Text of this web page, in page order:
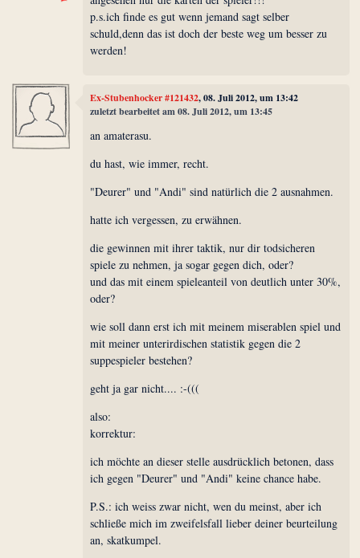
p.s.ich finde es gut wenn jemand sagt selber
schuld,denn das ist doch der beste weg um besser zu
werden!
Ex-Stubenhocker #121432, 08. Juli 2012, um 13:42
zuletzt bearbeitet am 08. Juli 2012, um 13:45
an amaterasu.
du hast, wie immer, recht.
"Deurer" und "Andi" sind natürlich die 2 ausnahmen.
hatte ich vergessen, zu erwähnen.
die gewinnen mit ihrer taktik, nur dir todsicheren
spiele zu nehmen, ja sogar gegen dich, oder?
und das mit einem spieleanteil von deutlich unter 30%,
oder?
wie soll dann erst ich mit meinem miserablen spiel und
mit meiner unterirdischen statistik gegen die 2
suppespieler bestehen?
geht ja gar nicht.... :-(((
also:
korrektur:
ich möchte an dieser stelle ausdrücklich betonen, dass
ich gegen "Deurer" und "Andi" keine chance habe.
P.S.: ich weiss zwar nicht, wen du meinst, aber ich
schließe mich im zweifelsfall lieber deiner beurteilung
an, skatkumpel.